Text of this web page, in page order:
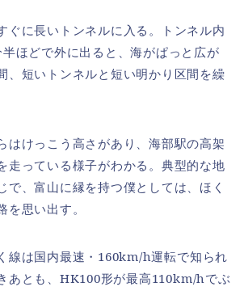
ぐに長いトンネルに入る。トンネル内
ほどで外に出ると、海がぱっと広が
、短いトンネルと短い明かり区間を繰
はけっこう高さがあり、海部駅の高架
走っている様子がわかる。典型的な地
で、富山に縁を持つ僕としては、ほく
思い出す。
線は国内最速・160km/h運転で知られ
あとも、HK100形が最高110km/hでぶ